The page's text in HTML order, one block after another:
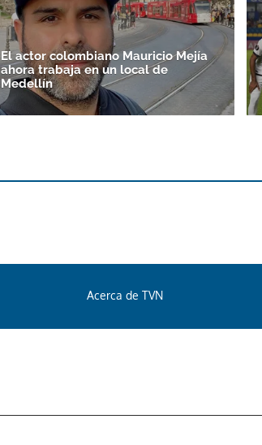
El actor colombiano Mauricio Mejía
ahora trabaja en un local de
Medellín
Acerca de TVN